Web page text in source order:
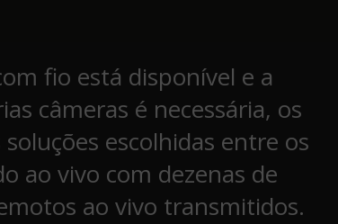
fio está disponível e a
câmeras é necessária, os
soluções escolhidas entre os
ao vivo com dezenas de
ao vivo transmitidos.